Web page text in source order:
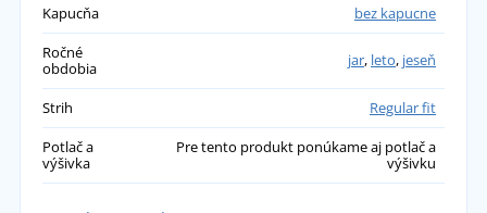
Kapucňa
bez kapucne
Ročné
obdobia
jar, leto, jeseň
Strih
Regular fit
Potlač a
výšivka
Pre tento produkt ponúkame aj potlač a
výšivku